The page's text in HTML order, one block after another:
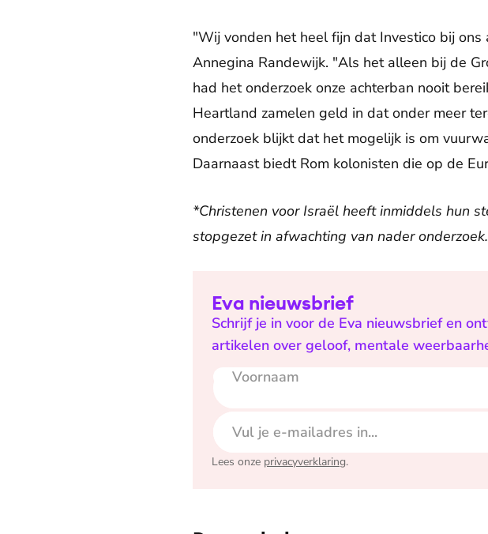
"Wij vonden het heel fijn dat Investico bij
Annegina Randewijk. "Als het alleen bij de
had het onderzoek onze achterban nooit
Heartland zamelen geld in dat onder meer
onderzoek blijkt dat het mogelijk is om
Daarnaast biedt Rom kolonisten die op de
*Christenen voor Israël heeft inmiddels hun
stopgezet in afwachting van nader onderzoek.
Eva nieuwsbrief
Schrijf je in voor de Eva nieuwsbrief en
artikelen over geloof, mentale
Voornaam
E-mailadres
Lees onze privacyverklaring.